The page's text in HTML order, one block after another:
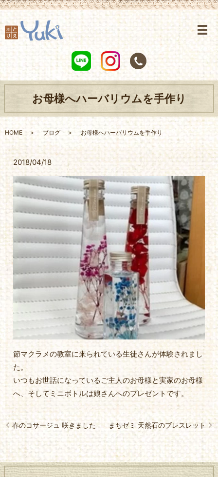
お母様へハーバリウムを手作り
HOME ブログ お母様へハーバリウムを手作り
2018/04/18
節マクラメの教室に来られている生徒さんが体験されまし
た。
いつもお世話になっているご主人のお母様と実家のお母様
へ、そしてミニボトルは娘さんへのプレゼントです。
春のコサージュ 咲きました まちゼミ 天然石のブレスレット